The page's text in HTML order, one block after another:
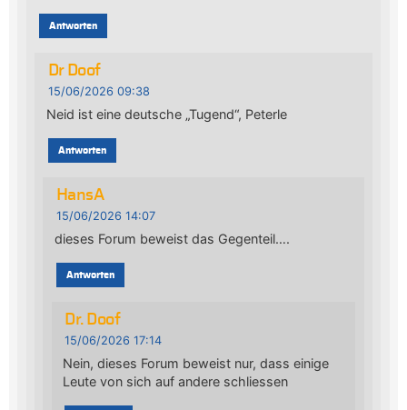
Antworten
Dr Doof
15/06/2026 09:38
Neid ist eine deutsche „Tugend“, Peterle
Antworten
HansA
15/06/2026 14:07
dieses Forum beweist das Gegenteil….
Antworten
Dr. Doof
15/06/2026 17:14
Nein, dieses Forum beweist nur, dass einige
Leute von sich auf andere schliessen